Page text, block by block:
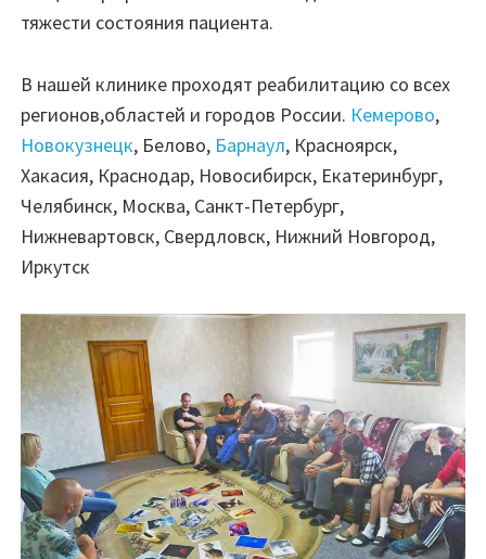
тяжести состояния пациента.
В нашей клинике проходят реабилитацию со всех
регионов,областей и городов России. Кемерово,
Новокузнецк, Белово, Барнаул, Красноярск,
Хакасия, Краснодар, Новосибирск, Екатеринбург,
Челябинск, Москва, Санкт-Петербург,
Нижневартовск, Свердловск, Нижний Новгород,
Иркутск